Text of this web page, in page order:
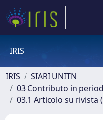
IRIS
IRIS
SIARI UNITN
03 Contributo in
03.1 Articolo su rivista